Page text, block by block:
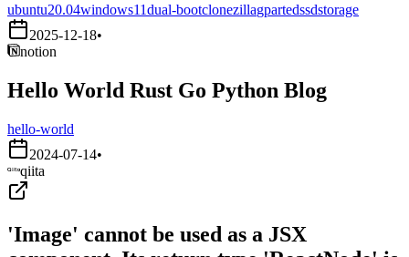
ubuntu20.04windows11dual-bootclonezillagpartedssdstorage
2025-12-18•
notion
Hello World Rust Go Python Blog
hello-world
2024-07-14•
qiita
'Image' cannot be used as a JSX